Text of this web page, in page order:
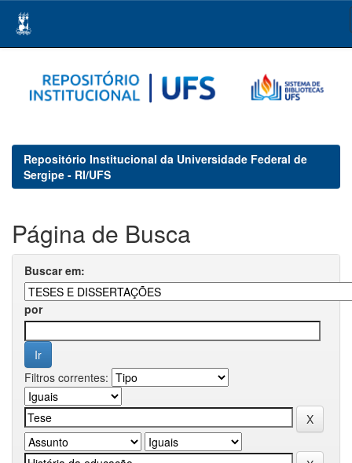
navigation
Repositório Institucional da Universidade Federal de
Sergipe - RI/UFS
Página de Busca
Buscar em:
por
Filtros correntes: